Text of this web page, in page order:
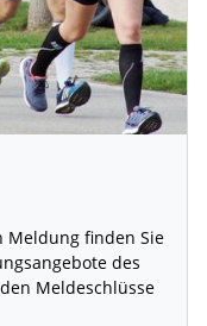
Meldung finden Sie
des
Meldeschlüsse